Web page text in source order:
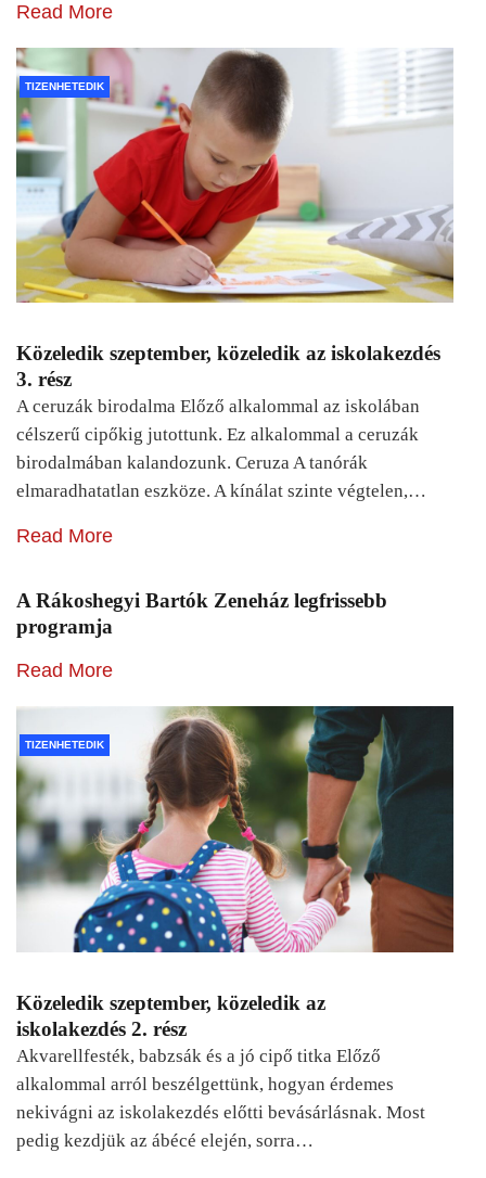
Read More
TIZENHETEDIK
Közeledik szeptember, közeledik az iskolakezdés
3. rész
A ceruzák birodalma Előző alkalommal az iskolában
célszerű cipőkig jutottunk. Ez alkalommal a ceruzák
birodalmában kalandozunk. Ceruza A tanórák
elmaradhatatlan eszköze. A kínálat szinte végtelen,…
Read More
A Rákoshegyi Bartók Zeneház legfrissebb
programja
Read More
TIZENHETEDIK
Közeledik szeptember, közeledik az
iskolakezdés 2. rész
Akvarellfesték, babzsák és a jó cipő titka Előző
alkalommal arról beszélgettünk, hogyan érdemes
nekivágni az iskolakezdés előtti bevásárlásnak. Most
pedig kezdjük az ábécé elején, sorra…